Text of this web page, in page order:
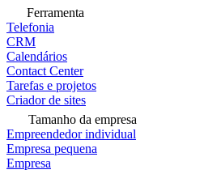
Ferramenta
Telefonia
CRM
Calendários
Contact Center
Tarefas e projetos
Criador de sites
Tamanho da empresa
Empreendedor individual
Empresa pequena
Empresa